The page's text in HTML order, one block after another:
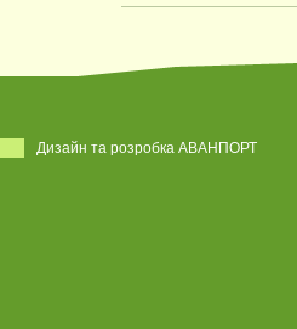
Дизайн та розробка АВАНПОРТ